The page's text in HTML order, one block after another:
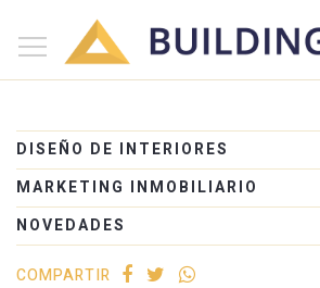
Inicio
Proyectos
DISEÑO DE INTERIORES
MARKETING INMOBILIARIO
NOVEDADES
COMPARTIR